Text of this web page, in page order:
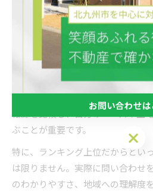
りますが、鵜呑みにせず慎重に活
ンキングの根拠や評価基準が明示
による順位操作がないかを必ず確
多くのランキングサイトは、実際
ミ、サービス内容などをもとに
たり一部の企業に偏っていること
報源を比較し、自分のニーズや土
ぶことが重要です。
特に、ランキング上位だからとい
は限りません。実際に問い合わせ
のわかりやすさ、地域への理解度
お問い合わせは
お問い合わせ